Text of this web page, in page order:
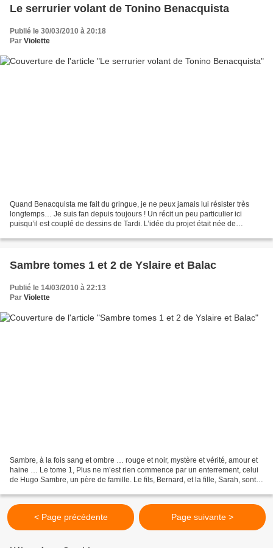
Le serrurier volant de Tonino Benacquista
Publié le 30/03/2010 à 20:18
Par Violette
Quand Benacquista me fait du gringue, je ne peux jamais lui résister très
longtemps… Je suis fan depuis toujours ! Un récit un peu particulier ici
puisqu’il est couplé de dessins de Tardi. L’idée du projet était née de
Sambre tomes 1 et 2 de Yslaire et Balac
Publié le 14/03/2010 à 22:13
Par Violette
Sambre, à la fois sang et ombre … rouge et noir, mystère et vérité, amour et
haine … Le tome 1, Plus ne m’est rien commence par un enterrement, celui
de Hugo Sambre, un père de famille. Le fils, Bernard, et la fille, Sarah, sont
< Page précédente Page suivante >